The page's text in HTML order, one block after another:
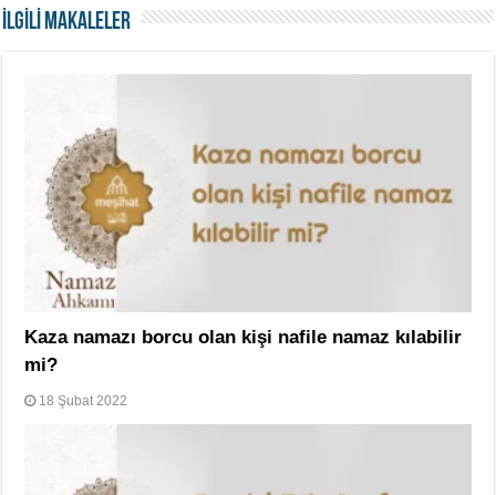
İLGİLİ MAKALELER
Kaza namazı borcu olan kişi nafile namaz kılabilir
mi?
18 Şubat 2022